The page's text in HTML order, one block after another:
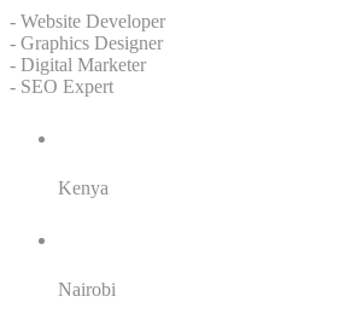
- Website Developer
- Graphics Designer
- Digital Marketer
- SEO Expert
Kenya
Nairobi